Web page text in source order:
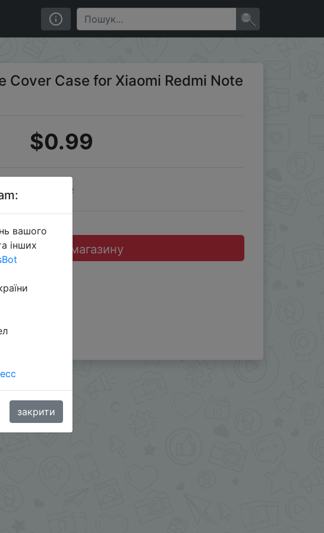
Cover Case for Xiaomi Redmi Note
$0.99
Sale
до магазину
вашого
інших
закрити